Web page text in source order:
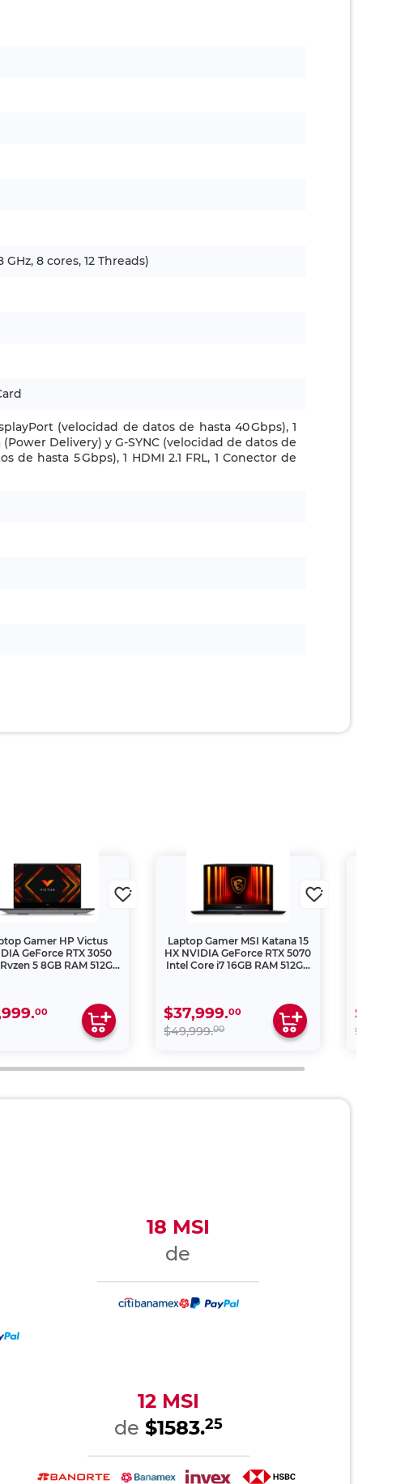
8 cores, 12 Threads)
(velocidad de datos de hasta 40 Gbps), 1
Delivery) y G-SYNC (velocidad de datos de
de hasta 5 Gbps), 1 HDMI 2.1 FRL, 1 Conector de
Gamer HP Victus
GeForce RTX 3050
5 8GB RAM 512GB
00
Laptop Gamer MSI Katana 15
HX NVIDIA GeForce RTX 5070
Intel Core i7 16GB RAM 512GB
$37,999.00
$49,999.00
$14,999.
$22,999.
18 MSI
de
12 MSI
de $1583.25